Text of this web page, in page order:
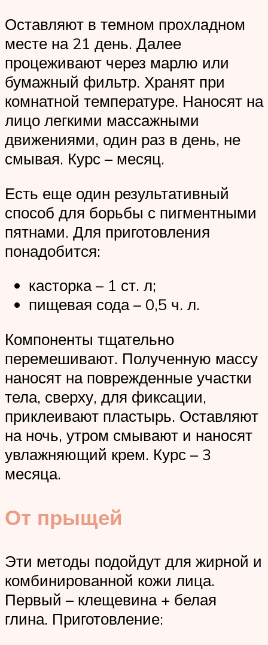
Оставляют в темном прохладном
месте на 21 день. Далее
процеживают через марлю или
бумажный фильтр. Хранят при
комнатной температуре. Наносят на
лицо легкими массажными
движениями, один раз в день, не
смывая. Курс – месяц.
Есть еще один результативный
способ для борьбы с пигментными
пятнами. Для приготовления
понадобится:
касторка – 1 ст. л;
пищевая сода – 0,5 ч. л.
Компоненты тщательно
перемешивают. Полученную массу
наносят на поврежденные участки
тела, сверху, для фиксации,
приклеивают пластырь. Оставляют
на ночь, утром смывают и наносят
увлажняющий крем. Курс – 3
месяца.
От прыщей
Эти методы подойдут для жирной и
комбинированной кожи лица.
Первый – клещевина + белая
глина. Приготовление: